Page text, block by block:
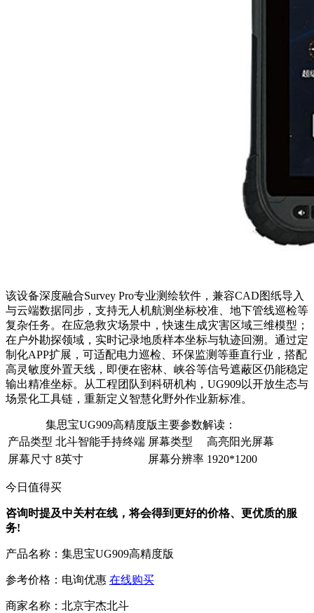
该设备深度融合Survey Pro专业测绘软件，兼容CAD图纸导入
与云端数据同步，支持无人机航测坐标校准、地下管线巡检等
复杂任务。在应急救灾场景中，快速生成灾害区域三维模型；
在户外勘探领域，实时记录地质样本坐标与轨迹回溯。通过定
制化APP扩展，可适配电力巡检、环保监测等垂直行业，搭配
高灵敏度外置天线，即便在密林、峡谷等信号遮蔽区仍能稳定
输出精准坐标。从工程团队到科研机构，UG909以开放生态与
场景化工具链，重新定义智慧化野外作业新标准。
集思宝UG909高精度版主要参数解读：
产品类型 北斗智能手持终端 屏幕类型
高亮阳光屏幕
屏幕尺寸 8英寸 屏幕分辨率 1920*1200
今日值得买
咨询时提及中关村在线，将会得到更好的价格、更优质的服
务!
产品名称： 集思宝UG909高精度版
参考价格： 电询优惠 在线购买
商家名称： 北京宇杰北斗